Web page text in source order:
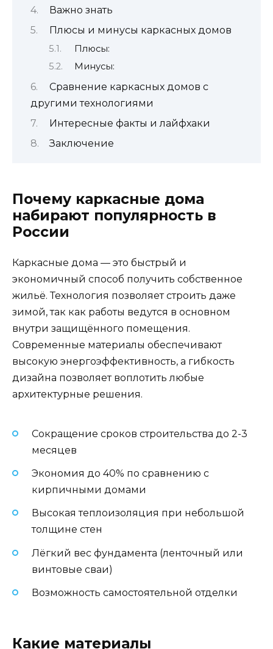
Важно знать
Плюсы и минусы каркасных домов
Плюсы:
Минусы:
Сравнение каркасных домов с
другими технологиями
Интересные факты и лайфхаки
Заключение
Почему каркасные дома
набирают популярность в
России
Каркасные дома — это быстрый и
экономичный способ получить собственное
жильё. Технология позволяет строить даже
зимой, так как работы ведутся в основном
внутри защищённого помещения.
Современные материалы обеспечивают
высокую энергоэффективность, а гибкость
дизайна позволяет воплотить любые
архитектурные решения.
Сокращение сроков строительства до 2-3
месяцев
Экономия до 40% по сравнению с
кирпичными домами
Высокая теплоизоляция при небольшой
толщине стен
Лёгкий вес фундамента (ленточный или
винтовые сваи)
Возможность самостоятельной отделки
Какие материалы